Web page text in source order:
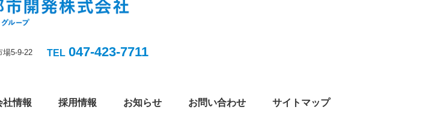
場5-9-22 TEL 047-423-7711
社情報 採用情報 お知らせ お問い合わせ サイトマップ